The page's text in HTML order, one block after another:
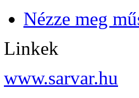
Nézze meg
Linkek
www.sarvar.hu